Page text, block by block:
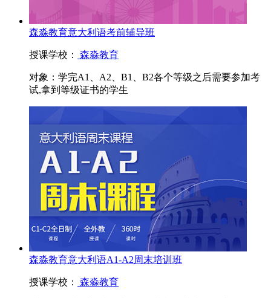
森淼教育意大利语考前辅导班
授课学校： 森淼教育
对象： 学完A1、A2、B1、B2各个等级之后需要参加考
试,拿到等级证书的学生
森淼教育意大利语A1-A2周末培训班
授课学校： 森淼教育